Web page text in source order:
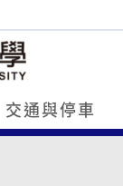
交通與停車